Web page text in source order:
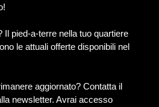
Il pied-a-terre nella tuo quartiere
le attuali offerte disponibili nel
aggiornato? Contatta il
newsletter. Avrai accesso